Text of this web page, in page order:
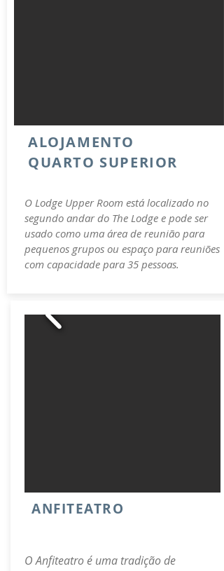
ALOJAMENTO
QUARTO SUPERIOR
O Lodge Upper Room está localizado no
segundo andar do The Lodge e pode ser
usado como uma área de reunião para
pequenos grupos ou espaço para reuniões
com capacidade para 35 pessoas.
ANFITEATRO
O Anfiteatro é uma tradição de